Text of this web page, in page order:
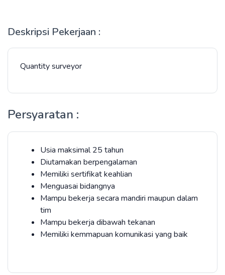
Deskripsi Pekerjaan :
Quantity surveyor
Persyaratan :
Usia maksimal 25 tahun
Diutamakan berpengalaman
Memiliki sertifikat keahlian
Menguasai bidangnya
Mampu bekerja secara mandiri maupun dalam
tim
Mampu bekerja dibawah tekanan
Memiliki kemmapuan komunikasi yang baik